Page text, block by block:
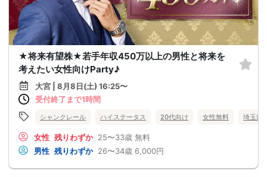
★将来有望株★若手年収450万以上の男性と将来を
考えたい女性向けParty♪
大宮 | 8月8日(土) 16:25〜
受付終了まで1時間
シャンクレール ハイステータス 20代向け 女性無料 埼玉県
女性 残りわずか 25〜33歳 無料
男性 残りわずか 26〜34歳 6,000円